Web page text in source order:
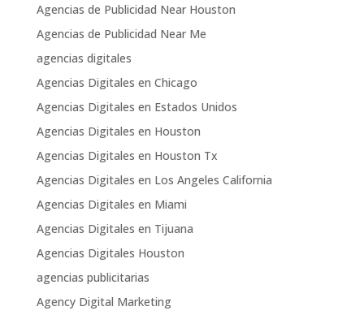
Agencias de Publicidad Near Houston
Agencias de Publicidad Near Me
agencias digitales
Agencias Digitales en Chicago
Agencias Digitales en Estados Unidos
Agencias Digitales en Houston
Agencias Digitales en Houston Tx
Agencias Digitales en Los Angeles California
Agencias Digitales en Miami
Agencias Digitales en Tijuana
Agencias Digitales Houston
agencias publicitarias
Agency Digital Marketing